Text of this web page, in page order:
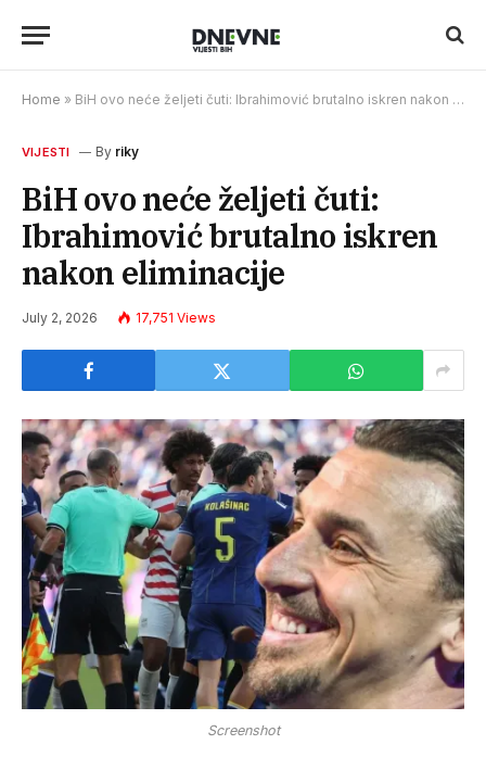
Home » BiH ovo neće željeti čuti: Ibrahimović brutalno iskren nakon eliminacije
VIJESTI By riky
BiH ovo neće željeti čuti:
Ibrahimović brutalno iskren
nakon eliminacije
July 2, 2026 17,751 Views
Screenshot